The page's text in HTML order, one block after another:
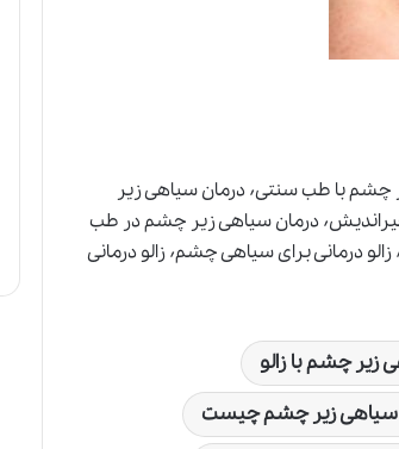
درمان سیاهی زیر چشم٬ درمان سیاهی زیر چشم با زالو٬ درمان سیاهی زیر چشم با طب سنتی٬ درمان سیاهی زیر
چشم چیست٬ درمان سیاهی زیر چشم خانگی٬ درمان سیاهی زیر چشم خیراندیش٬ درمان سیاهی زیر چشم در طب
سنتی٬ درمان سیاهی زیر چشم کودکان٬ زالو برای درمان سیاهی زیر چشم٬ زالو درمانی برای سیاهی چشم٬ زالو درمانی
زیر چشم با زالو
سیاهی زیر چشم چیست